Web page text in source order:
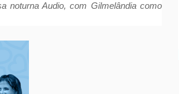
noturna Audio, com Gilmelândia como